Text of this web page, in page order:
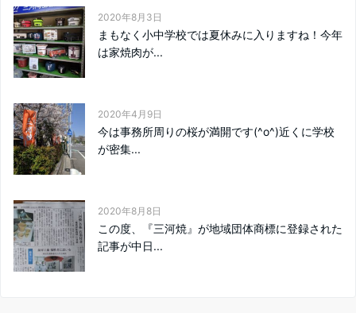
2020年8月3日
まもなく小中学校では夏休みに入りますね！今年
は家焼肉が...
2020年4月9日
今は事務所周りの桜が満開です(^o^)近くに学校
が密集...
2020年8月8日
この度、『三河焼』が地域団体商標に登録された
記事が中日...